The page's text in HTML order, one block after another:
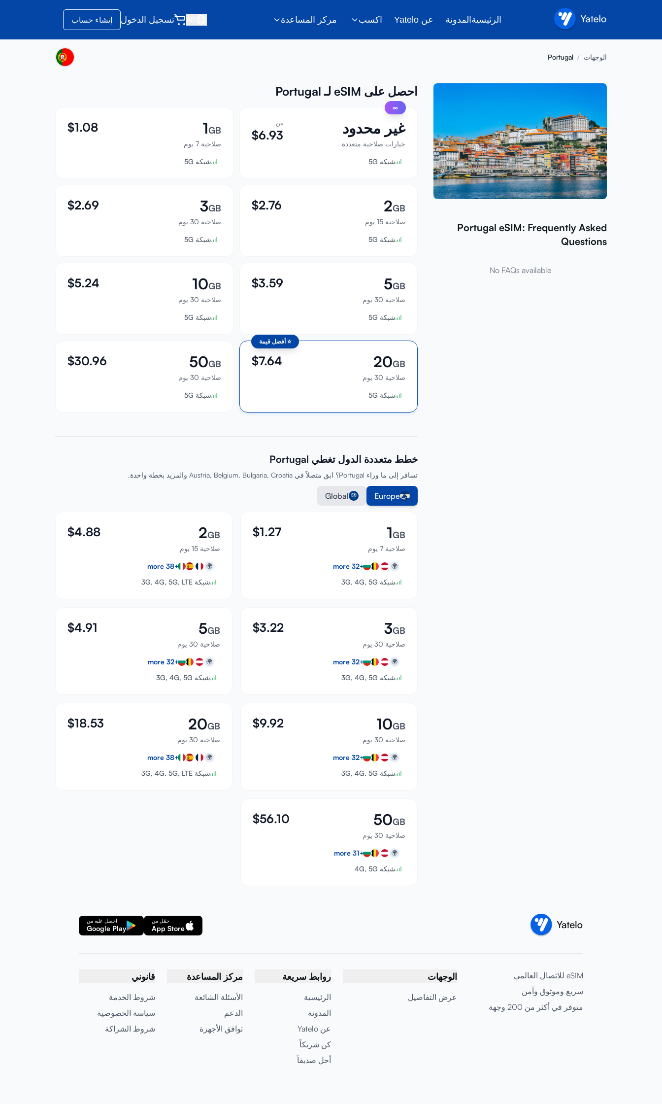
الرئيسيةالمدونة عن Yatelo اكسب مركز المساعدة تسجيل الدخول إنشاء حساب
الوجهات /
Portugal
Portugal eSIM: Frequently Asked
Questions
No FAQs available
احصل على eSIM لـ Portugal
∞
غير محدود
خيارات صلاحية متعددة
من
$6.93
شبكة 5G
1GB
صلاحية 7 يوم
$1.08
شبكة 5G
2GB
صلاحية 15 يوم
$2.76
شبكة 5G
3GB
صلاحية 30 يوم
$2.69
شبكة 5G
5GB
صلاحية 30 يوم
$3.59
شبكة 5G
10GB
صلاحية 30 يوم
$5.24
شبكة 5G
⭐أفضل قيمة
20GB
صلاحية 30 يوم
$7.64
شبكة 5G
50GB
صلاحية 30 يوم
$30.96
شبكة 5G
خطط متعددة الدول تغطي Portugal
تسافر إلى ما وراء Portugal؟ ابق متصلاً في Austria, Belgium, Bulgaria, Croatia والمزيد بخطة واحدة.
Europe
Global
1GB
صلاحية 7 يوم
$1.27
🌍
+
32
شبكة 3G, 4G, 5G
2GB
صلاحية 15 يوم
$4.88
🌍
+
38
شبكة 3G, 4G, 5G, LTE
3GB
صلاحية 30 يوم
$3.22
🌍
+
32
شبكة 3G, 4G, 5G
5GB
صلاحية 30 يوم
$4.91
🌍
+
32
شبكة 3G, 4G, 5G
10GB
صلاحية 30 يوم
$9.92
🌍
+
32
شبكة 3G, 4G, 5G
20GB
صلاحية 30 يوم
$18.53
🌍
+
38
شبكة 3G, 4G, 5G, LTE
50GB
صلاحية 30 يوم
$56.10
🌍
+
31
شبكة 4G, 5G
حمّل من
App Store
احصل عليه من
Google Play
eSIM للاتصال العالمي
سريع وموثوق وآمن
متوفر في أكثر من 200 وجهة
الوجهات
عرض التفاصيل
روابط سريعة
الرئيسية
المدونة
عن Yatelo
كن شريكاً
أحل صديقاً
مركز المساعدة
الأسئلة الشائعة
الدعم
توافق الأجهزة
قانوني
شروط الخدمة
سياسة الخصوصية
شروط الشراكة